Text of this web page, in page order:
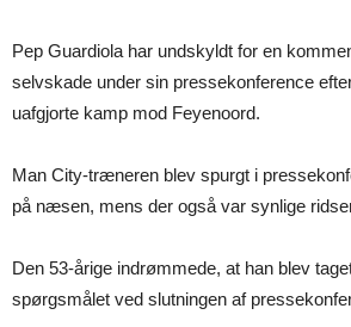
Pep Guardiola har undskyldt for en
selvskade under sin pressekonference
uafgjorte kamp mod Feyenoord.
Man City-træneren blev spurgt i
på næsen, mens der også var synlige
Den 53-årige indrømmede, at han blev
spørgsmålet ved slutningen af